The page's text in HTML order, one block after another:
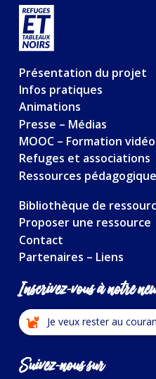
Présentation du projet
Infos pratiques
Animations
Presse – Médias
MOOC – Formation vidéo
Refuges et associations
Ressources
Bibliothèque de
Proposer une ressource
Contact
Partenaires – Liens
Inscrivez-vous à notre
Je veux rester au
Suivez-nous sur